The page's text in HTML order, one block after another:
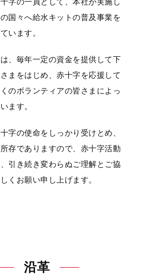
国々へ給水キットの普及事業を
います。
、毎年一定の資金を提供して下
まをはじめ、赤十字を応援して
のボランティアの皆さまによっ
ます。
字の使命をしっかり受けとめ、
存でありますので、赤十字活動
引き続き変わらぬご理解とご協
くお願い申し上げます。
沿革